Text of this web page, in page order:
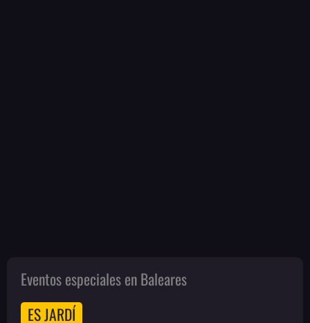
Eventos especiales en Baleares
ES JARDÍ